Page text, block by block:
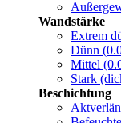
Wandstärke
Extrem
Dünn
Mittel
Stark
Beschichtung